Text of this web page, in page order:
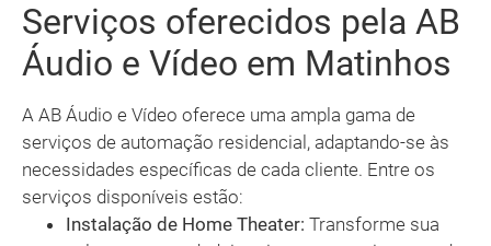
Serviços oferecidos pela AB
Áudio e Vídeo em Matinhos
A AB Áudio e Vídeo oferece uma ampla gama de
serviços de automação residencial, adaptando-se às
necessidades específicas de cada cliente. Entre os
serviços disponíveis estão:
Instalação de Home Theater: Transforme sua